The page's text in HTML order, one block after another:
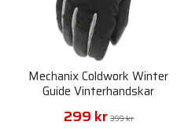
Mechanix Coldwork Winter
Guide Vinterhandskar
299 kr 399 kr